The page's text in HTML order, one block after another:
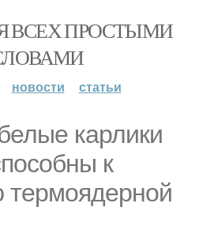
ВСЕХ ПРОСТЫМИ
новости статьи
карлики
к
термоядерной